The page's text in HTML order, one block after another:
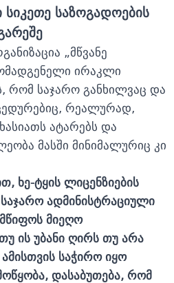
საზოგადოების
„მწვანე
ირაკლი
რომ საჯარო განხილვაც და
რეალურად,
ატარებს და
მასში მინიმალურიც კი
თ, ხე-ტყის ლიცენზიების
ადმინისტრაციული
მიეღო
ის უბანი ღირს თუ არა
საჭირო იყო
დასაბუთება, რომ